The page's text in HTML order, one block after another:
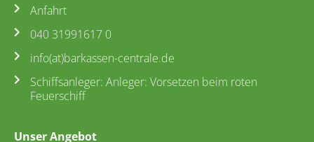
Anfahrt
040 31991617 0
info(at)barkassen-centrale.de
Schiffsanleger: Anleger: Vorsetzen beim roten
Feuerschiff
Unser Angebot